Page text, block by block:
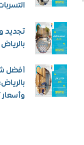
تجديد
بالرياض
أفضل
وأسعار